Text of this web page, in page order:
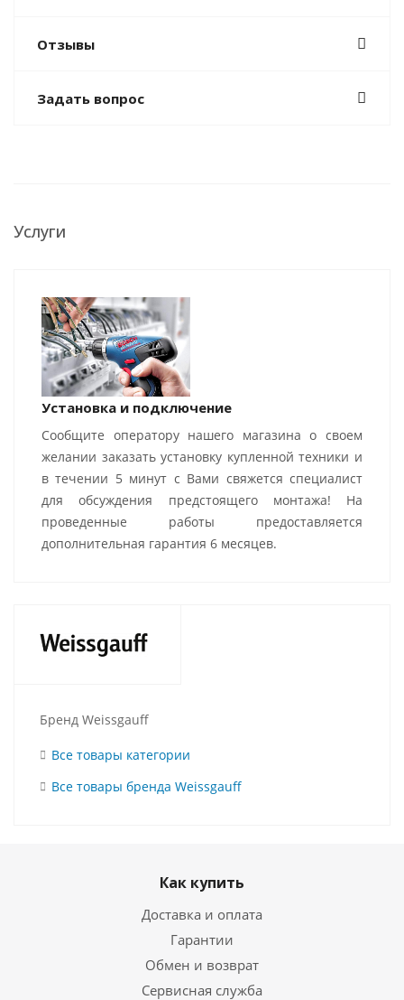
Отзывы
Задать вопрос
Услуги
Установка и подключение
Сообщите оператору нашего магазина о своем
желании заказать установку купленной техники и
в течении 5 минут с Вами свяжется специалист
для обсуждения предстоящего монтажа! На
проведенные работы предоставляется
дополнительная гарантия 6 месяцев.
Бренд Weissgauff
Все товары категории
Все товары бренда Weissgauff
Как купить
Доставка и оплата
Гарантии
Обмен и возврат
Сервисная служба